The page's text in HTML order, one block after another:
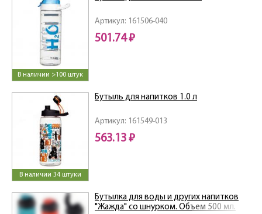
В наличии >100 штук
Артикул: 161506-040
501.74 ₽
В наличии 34 штуки
Артикул: 161549-013
Бутыль для напитков 1.0 л
563.13 ₽
Бутылка для воды и других напитков
"Жажда" со шнурком. Объем 500 мл.